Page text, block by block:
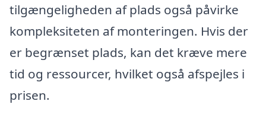
tilgængeligheden af plads også påvirke
kompleksiteten af monteringen. Hvis der
er begrænset plads, kan det kræve mere
tid og ressourcer, hvilket også afspejles i
prisen.